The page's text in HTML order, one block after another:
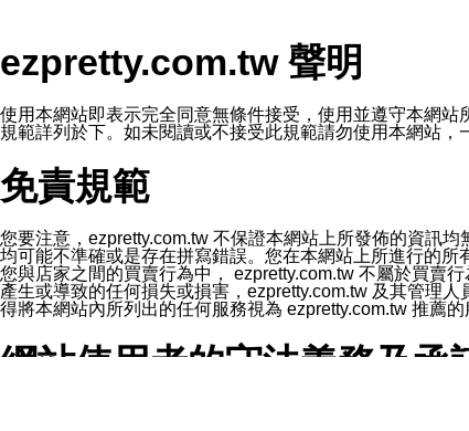
本公司/本服務將以通知型訊息傳送重要訊息給您。即使
本公司/本服務傳送之通知型訊息以對您有效且重要的訊
2.該 LINE 帳號已在 LINE APP 設定中，同意接收通知型
3.LINE 帳號未封鎖傳送訊息之 LINE 官方帳號。
欲變更通知型訊息的設定，操作如下：
1.點選「主頁」＞「設定」
2.點選「隱私設定」
3.點選「提供使用資料」
5.開關「接收LINE通知型訊息」
❗️關閉「接收通知型訊息」後，將不會接收到來自任何企
ezpretty.com.tw 聲明
使用本網站即表示完全同意無條件接受，使用並遵守本網
規範詳列於下。如未閱讀或不接受此規範請勿使用本網站，
免責規範
您要注意，ezpretty.com.tw 不保證本網站上所發佈的資訊
均可能不準確或是存在拼寫錯誤。您在本網站上所進行的
您與店家之間的買賣行為中， ezpretty.com.tw 不屬於買賣
產生或導致的任何損失或損害，ezpretty.com.tw 及其管理
得將本網站內所列出的任何服務視為 ezpretty.com.tw 推薦
網站使用者的守法義務及承